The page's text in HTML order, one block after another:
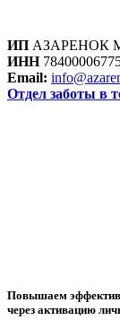
ИП АЗАРЕНОК
ИНН
Email:
Отдел заботы в
Повышаем
через активацию